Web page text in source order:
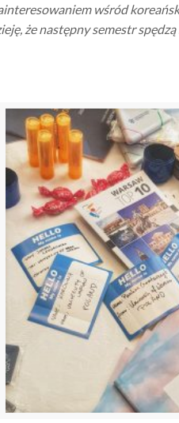
wśród
że następny semestr